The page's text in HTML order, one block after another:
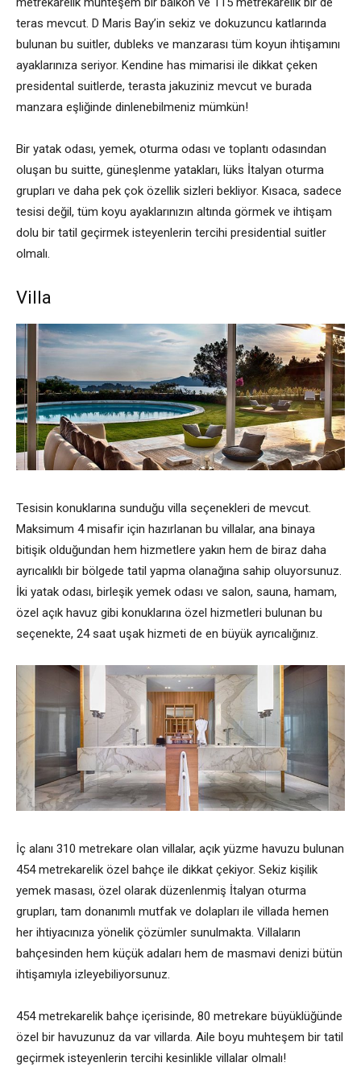
teras mevcut. D Maris Bay’in sekiz ve dokuzuncu katlarında
bulunan bu suitler, dubleks ve manzarası tüm koyun ihtişamını
ayaklarınıza seriyor. Kendine has mimarisi ile dikkat çeken
presidental suitlerde, terasta jakuziniz mevcut ve burada
manzara eşliğinde dinlenebilmeniz mümkün!
Bir yatak odası, yemek, oturma odası ve toplantı odasından
oluşan bu suitte, güneşlenme yatakları, lüks İtalyan oturma
grupları ve daha pek çok özellik sizleri bekliyor. Kısaca, sadece
tesisi değil, tüm koyu ayaklarınızın altında görmek ve ihtişam
dolu bir tatil geçirmek isteyenlerin tercihi presidential suitler
olmalı.
Villa
Tesisin konuklarına sunduğu villa seçenekleri de mevcut.
Maksimum 4 misafir için hazırlanan bu villalar, ana binaya
bitişik olduğundan hem hizmetlere yakın hem de biraz daha
ayrıcalıklı bir bölgede tatil yapma olanağına sahip oluyorsunuz.
İki yatak odası, birleşik yemek odası ve salon, sauna, hamam,
özel açık havuz gibi konuklarına özel hizmetleri bulunan bu
seçenekte, 24 saat uşak hizmeti de en büyük ayrıcalığınız.
İç alanı 310 metrekare olan villalar, açık yüzme havuzu bulunan
454 metrekarelik özel bahçe ile dikkat çekiyor. Sekiz kişilik
yemek masası, özel olarak düzenlenmiş İtalyan oturma
grupları, tam donanımlı mutfak ve dolapları ile villada hemen
her ihtiyacınıza yönelik çözümler sunulmakta. Villaların
bahçesinden hem küçük adaları hem de masmavi denizi bütün
ihtişamıyla izleyebiliyorsunuz.
454 metrekarelik bahçe içerisinde, 80 metrekare büyüklüğünde
özel bir havuzunuz da var villarda. Aile boyu muhteşem bir tatil
geçirmek isteyenlerin tercihi kesinlikle villalar olmalı!